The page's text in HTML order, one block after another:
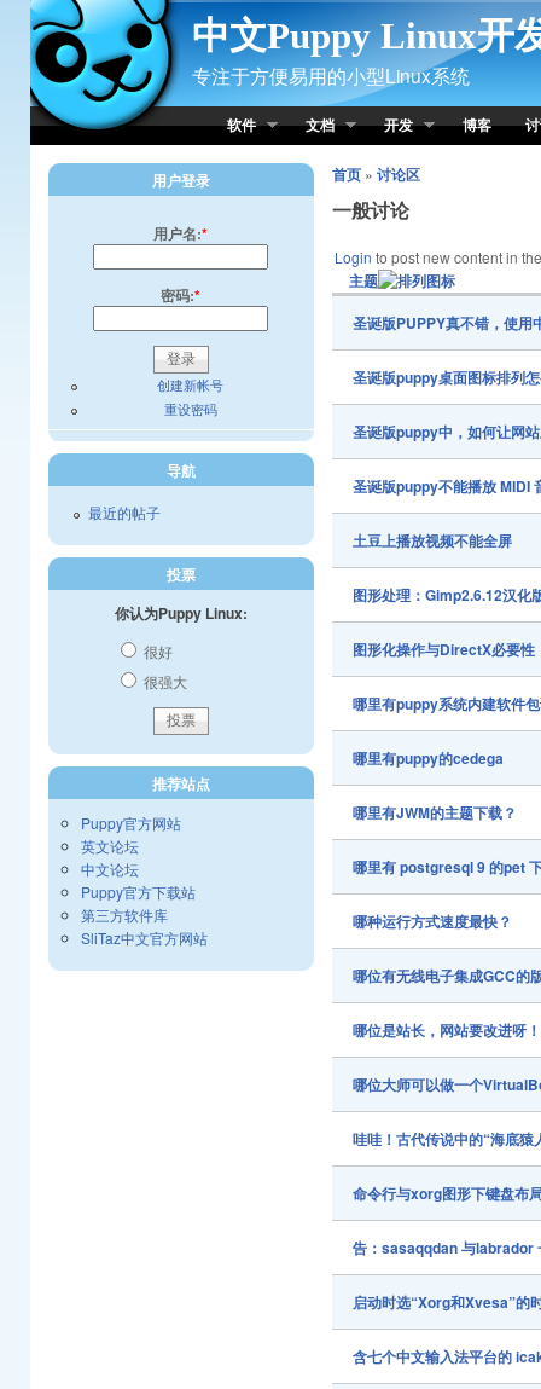
Skip to Content
中文Puppy Linux开
专注于方便易用的小型Linux系统
软件 文档 开发 博客
首页» 讨论区
一般讨论
Login to post new content in
主题
圣诞版PUPPY真不错，使用
圣诞版puppy桌面图标排列
圣诞版puppy中，如何让网
圣诞版puppy不能播放 MIDI
土豆上播放视频不能全屏
图形处理：Gimp2.6.12汉
图形化操作与DirectX必要性
哪里有puppy系统内建软件
哪里有puppy的cedega
哪里有JWM的主题下载？
哪里有 postgresql 9 的pet
哪种运行方式速度最快？
哪位有无线电子集成GCC的
哪位是站长，网站要改进呀
哪位大师可以做一个
哇哇！古代传说中的“海底猿
命令行与xorg图形下键盘布
告：sasaqqdan 与labrador
启动时选“Xorg和Xvesa”的
含七个中文输入法平台的
用户登录
用户名:*
密码:*
创建新帐号
重设密码
导航
最近的帖子
投票
你认为Puppy Linux:
很好
很强大
推荐站点
Puppy官方网站
英文论坛
中文论坛
Puppy官方下载站
第三方软件库
SliTaz中文官方网站